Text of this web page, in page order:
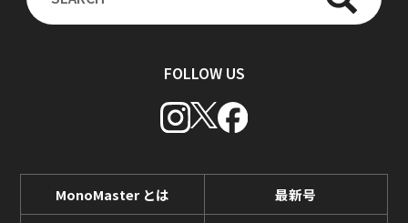
FOLLOW US
MonoMaster とは 最新号